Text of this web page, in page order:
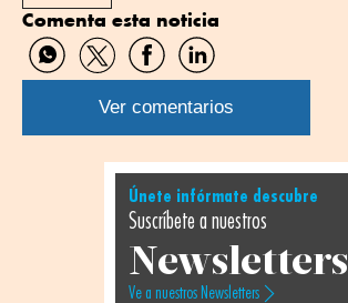
Comenta esta noticia
Compartir
por
WhatsApp
Compartir
por
Twitter
Compartir
por
Facebook
Compartir
por
Linkedin
Ver comentarios
Únete infórmate descubre
Suscríbete a nuestros
Newsletters
Ve a nuestros Newsletters